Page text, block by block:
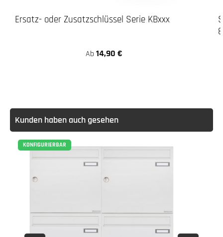
Ersatz- oder Zusatzschlüssel Serie KBxxx
Ab 14,90 €
Kunden haben auch gesehen
KONFIGURIERBAR